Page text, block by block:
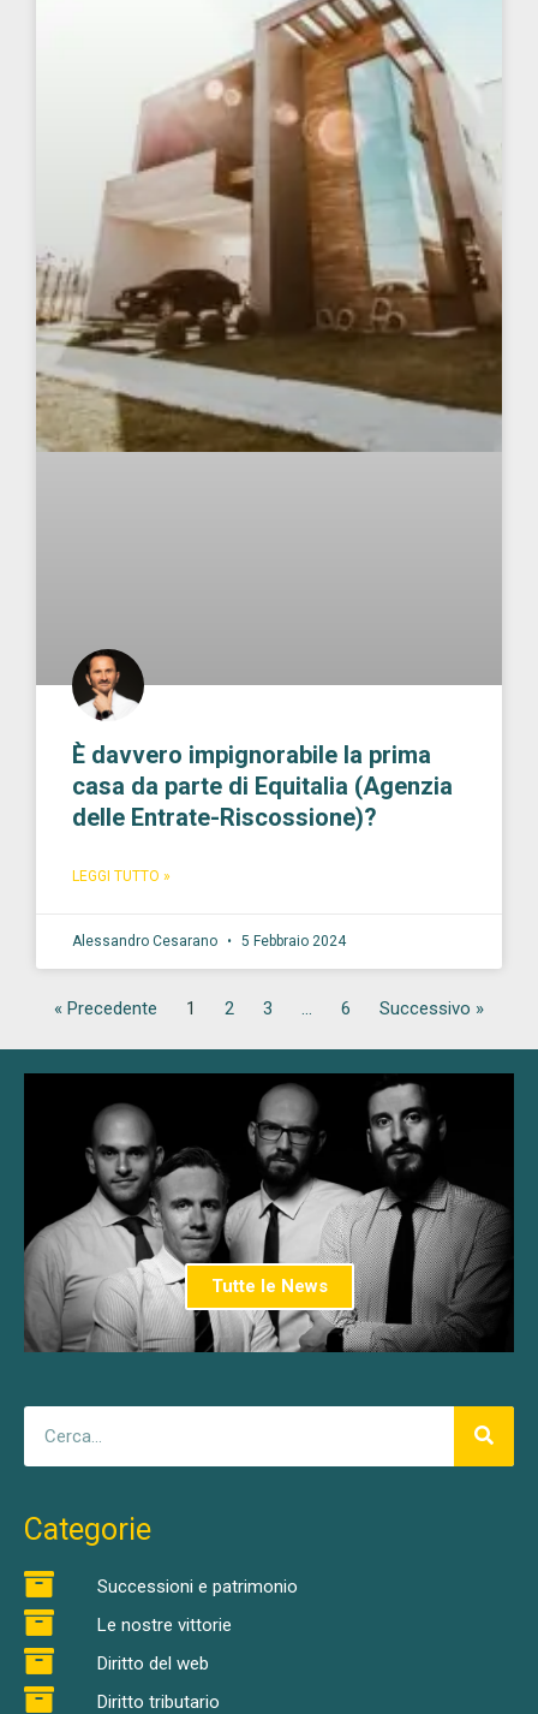
È davvero impignorabile la prima
casa da parte di Equitalia (Agenzia
delle Entrate-Riscossione)?
LEGGI TUTTO »
Alessandro Cesarano 5 Febbraio 2024
« Precedente 1 2 3 … 6 Successivo »
Tutte le News
Categorie
Successioni e patrimonio
Le nostre vittorie
Diritto del web
Diritto tributario